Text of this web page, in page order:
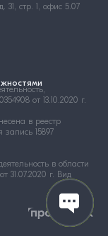
31, стр. 1, офис 5.07
от 13.10.2020 г.
в реестр
запись 15897
в области
31.07.2020 г. Вид